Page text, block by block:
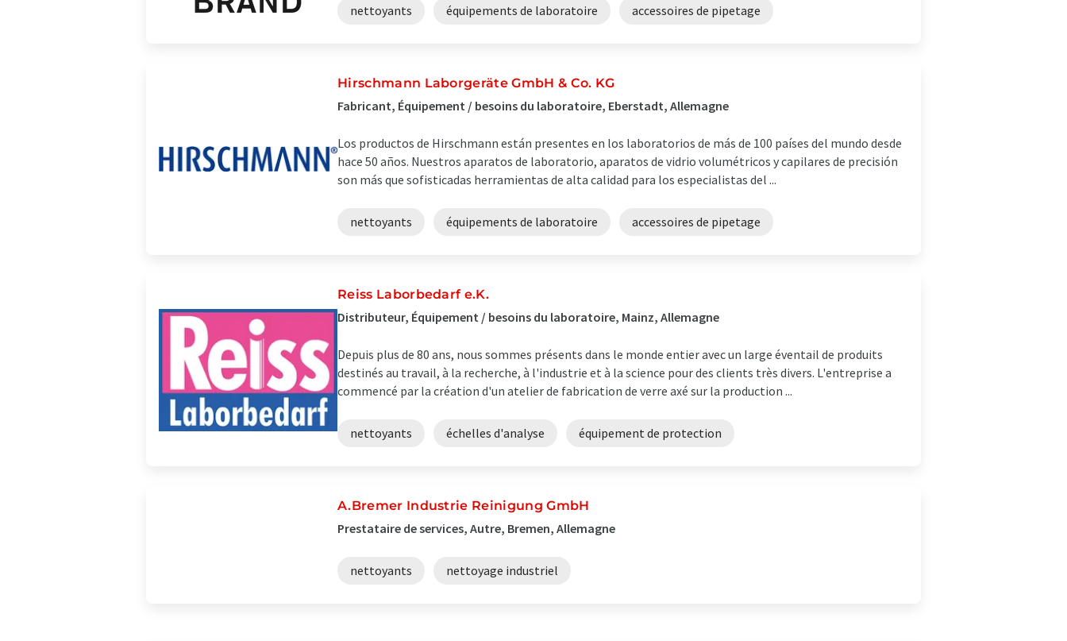
nettoyants équipements de laboratoire accessoires de pipetage
Hirschmann Laborgeräte GmbH & Co. KG
Fabricant, Équipement / besoins du laboratoire, Eberstadt, Allemagne
Los productos de Hirschmann están presentes en los laboratorios de más de 100 países del mundo desde
hace 50 años. Nuestros aparatos de laboratorio, aparatos de vidrio volumétricos y capilares de precisión
son más que sofisticadas herramientas de alta calidad para los especialistas del ...
nettoyants équipements de laboratoire accessoires de pipetage
Reiss Laborbedarf e.K.
Distributeur, Équipement / besoins du laboratoire, Mainz, Allemagne
Depuis plus de 80 ans, nous sommes présents dans le monde entier avec un large éventail de produits
destinés au travail, à la recherche, à l'industrie et à la science pour des clients très divers. L'entreprise a
commencé par la création d'un atelier de fabrication de verre axé sur la production ...
nettoyants échelles d'analyse équipement de protection
A.Bremer Industrie Reinigung GmbH
Prestataire de services, Autre, Bremen, Allemagne
nettoyants nettoyage industriel